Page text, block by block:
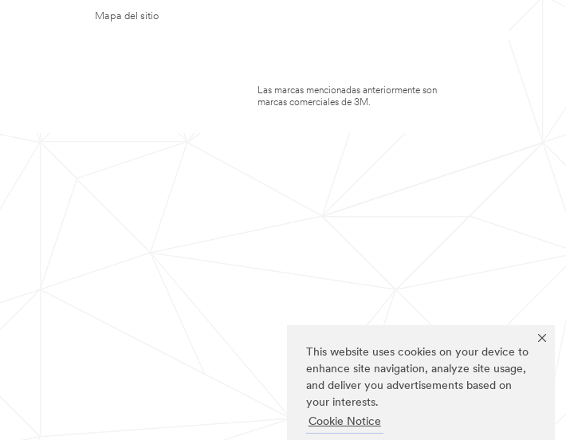
This website uses cookies on your device to
enhance site navigation, analyze site usage,
and deliver you advertisements based on
your interests.
Cookie Notice
Mapa del sitio
Las marcas mencionadas anteriormente son
marcas comerciales de 3M.